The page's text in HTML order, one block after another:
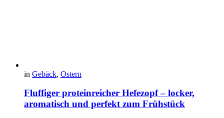
in Gebäck, Ostern
Fluffiger proteinreicher Hefezopf – locker,
aromatisch und perfekt zum Frühstück